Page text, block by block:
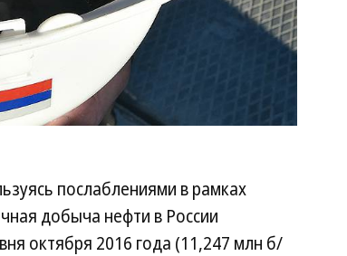
послаблениями в рамках
добыча нефти в России
октября 2016 года (11,247 млн б/